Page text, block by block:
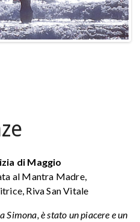
di Maggio
al Mantra Madre,
Riva San Vitale
Simona, è stato un piacere e un